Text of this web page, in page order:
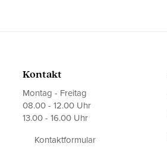
Kontakt
Montag - Freitag
08.00 - 12.00 Uhr
13.00 - 16.00 Uhr
Kontaktformular